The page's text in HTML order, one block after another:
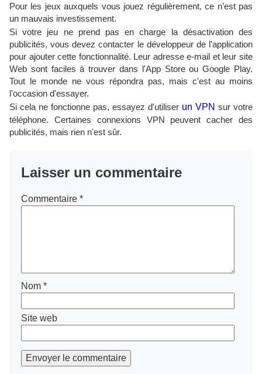
Pour les jeux auxquels vous jouez régulièrement, ce n’est pas
un mauvais investissement.
Si votre jeu ne prend pas en charge la désactivation des
publicités, vous devez contacter le développeur de l'application
pour ajouter cette fonctionnalité. Leur adresse e-mail et leur site
Web sont faciles à trouver dans l'App Store ou Google Play.
Tout le monde ne vous répondra pas, mais c'est au moins
l'occasion d'essayer.
Si cela ne fonctionne pas, essayez d'utiliser un VPN sur votre
téléphone. Certaines connexions VPN peuvent cacher des
publicités, mais rien n'est sûr.
Laisser un commentaire
Commentaire *
Nom *
Site web
Envoyer le commentaire